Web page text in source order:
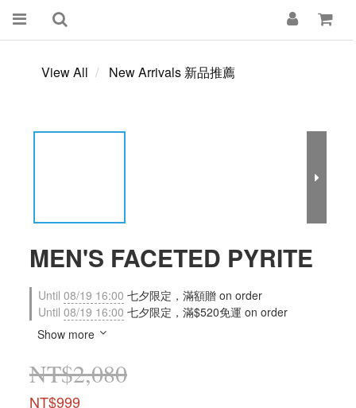
View All New Arrivals 新品推薦
MEN'S FACETED PYRITE
Until 08/19 16:00 七夕限定，滿額贈 on order
Until 08/19 16:00 七夕限定，滿$520免運 on order
Show more
NT$2,080
NT$999